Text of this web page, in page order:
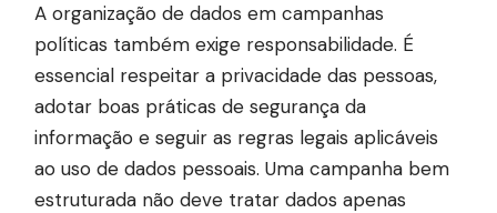
A organização de dados em campanhas
políticas também exige responsabilidade. É
essencial respeitar a privacidade das pessoas,
adotar boas práticas de segurança da
informação e seguir as regras legais aplicáveis
ao uso de dados pessoais. Uma campanha bem
estruturada não deve tratar dados apenas